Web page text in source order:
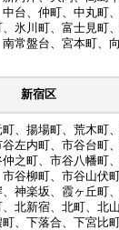
台、仲町、中丸町
氷川町、富士見町
常盤台、宮本町、
新宿区
、揚場町、荒木町
左内町、市谷台町
之町、市谷八幡町
谷柳町、市谷山伏
神楽坂、霞ヶ丘町
北新宿、北町、北
、下落合、下宮比